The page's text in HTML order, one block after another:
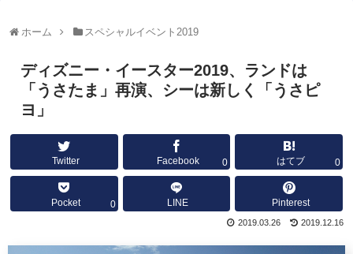
ホーム スペシャルイベント2019
ディズニー・イースター2019、ランドは
「うさたま」再演、シーは新しく「うさピ
ヨ」
Twitter Facebook 0 はてブ 0
Pocket 0 LINE Pinterest
2019.12.16
2019.03.26